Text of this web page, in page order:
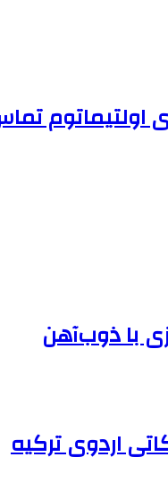
اولتیماتوم
با ذوب‌آهن
اردوی ترکیه